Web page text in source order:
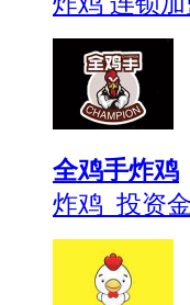
全鸡手炸鸡
炸鸡 投资金